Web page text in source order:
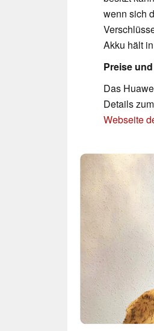
wenn sich
Akku hält
Preise
Das
Details
Webseite